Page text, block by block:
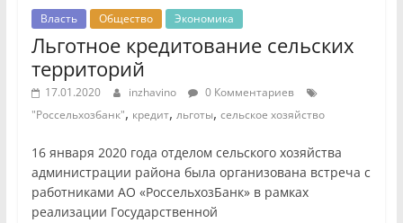
Власть Общество Экономика
Льготное кредитование сельских
территорий
17.01.2020 inzhavino
0 Комментариев
"Россельхозбанк", кредит, льготы, сельское хозяйство
16 января 2020 года отделом сельского хозяйства
администрации района была организована встреча с
работниками АО «РоссельхозБанк» в рамках
реализации Государственной